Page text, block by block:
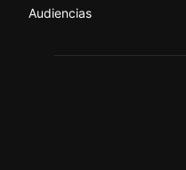
Audiencias